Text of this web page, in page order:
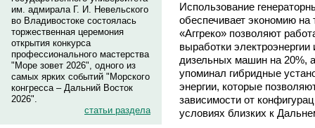
им. адмирала Г. И. Невельского
во Владивостоке состоялась
торжественная церемония
открытия конкурса
профессионального мастерства
"Море зовет 2026", одного из
самых ярких событий "Морского
конгресса – Дальний Восток
2026".
статьи раздела
Использование
обеспечивает экономию на
«Аггреко» позволяют
выработки
дизельных машин на 20%,
упоминал гибридные
энергии, которые
зависимости от
условиях близких к